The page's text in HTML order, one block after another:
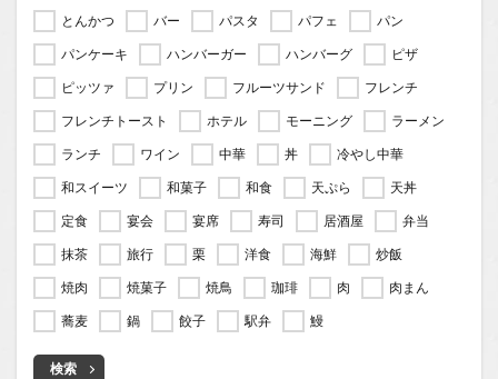
とんかつ
バー パスタ パフェ
パン
パンケーキ
ハンバーガー ハンバーグ
ピザ
ピッツァ
プリン フルーツサンド
フレンチ
フレンチトースト
ホテル モーニング
ラーメン
ランチ
ワイン 中華 丼
冷やし中華
和スイーツ
和菓子 和食 天ぷら
天丼
定食
宴会 宴席 寿司 居酒屋
弁当
抹茶
旅行 栗 洋食 海鮮
炒飯
焼肉
焼菓子 焼鳥 珈琲 肉
肉まん
蕎麦
鍋 餃子 駅弁 鰻
検索